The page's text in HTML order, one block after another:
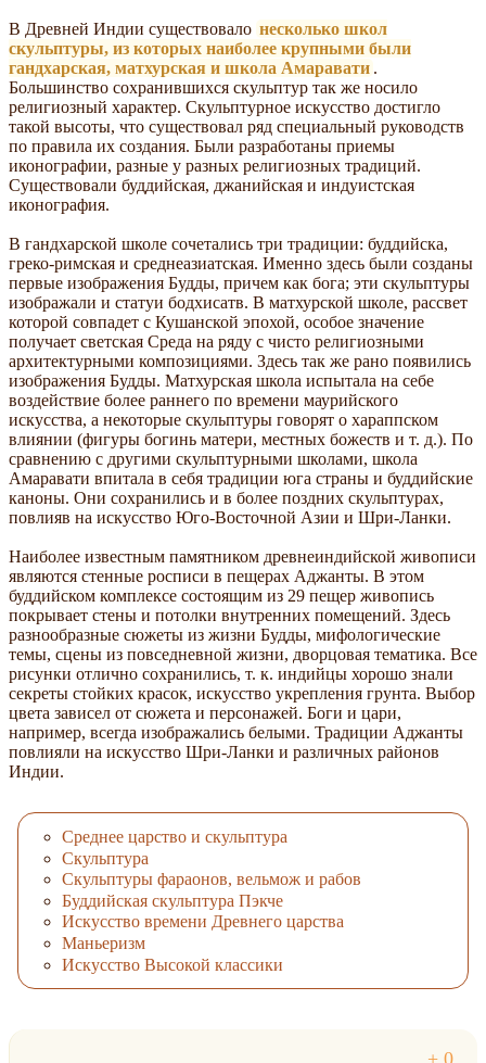
В Древней Индии существовало несколько школ
скульптуры, из которых наиболее крупными были
гандхарская, матхурская и школа Амаравати .
Большинство сохранившихся скульптур так же носило
религиозный характер. Скульптурное искусство достигло
такой высоты, что существовал ряд специальный руководств
по правила их создания. Были разработаны приемы
иконографии, разные у разных религиозных традиций.
Существовали буддийская, джанийская и индуистская
иконография.
В гандхарской школе сочетались три традиции: буддийска,
греко-римская и среднеазиатская. Именно здесь были созданы
первые изображения Будды, причем как бога; эти скульптуры
изображали и статуи бодхисатв. В матхурской школе, рассвет
которой совпадет с Кушанской эпохой, особое значение
получает светская Среда на ряду с чисто религиозными
архитектурными композициями. Здесь так же рано появились
изображения Будды. Матхурская школа испытала на себе
воздействие более раннего по времени маурийского
искусства, а некоторые скульптуры говорят о хараппском
влиянии (фигуры богинь матери, местных божеств и т. д.). По
сравнению с другими скульптурными школами, школа
Амаравати впитала в себя традиции юга страны и буддийские
каноны. Они сохранились и в более поздних скульптурах,
повлияв на искусство Юго-Восточной Азии и Шри-Ланки.
Наиболее известным памятником древнеиндийской живописи
являются стенные росписи в пещерах Аджанты. В этом
буддийском комплексе состоящим из 29 пещер живопись
покрывает стены и потолки внутренних помещений. Здесь
разнообразные сюжеты из жизни Будды, мифологические
темы, сцены из повседневной жизни, дворцовая тематика. Все
рисунки отлично сохранились, т. к. индийцы хорошо знали
секреты стойких красок, искусство укрепления грунта. Выбор
цвета зависел от сюжета и персонажей. Боги и цари,
например, всегда изображались белыми. Традиции Аджанты
повлияли на искусство Шри-Ланки и различных районов
Индии.
Среднее царство и скульптура
Скульптура
Скульптуры фараонов, вельмож и рабов
Буддийская скульптура Пэкче
Искусство времени Древнего царства
Маньеризм
Искусство Высокой классики